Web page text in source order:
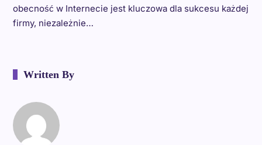
obecność w Internecie jest kluczowa dla sukcesu każdej
firmy, niezależnie…
Written By